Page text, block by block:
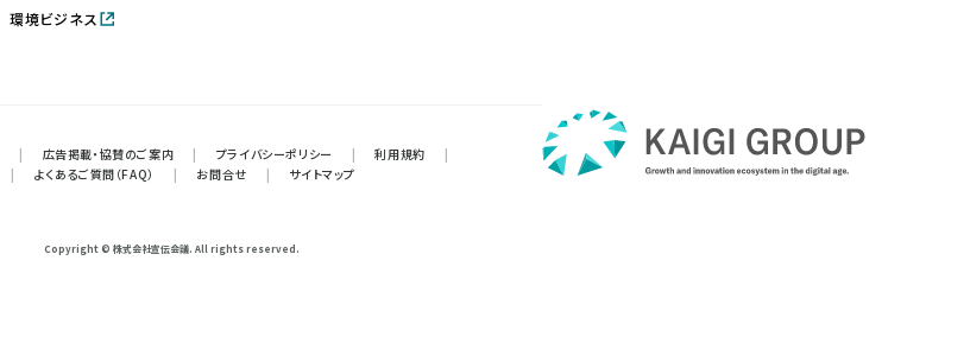
環境ビジネス
| 広告掲載・協賛のご案内 | プライバシーポリシー | 利用規約
|
| よくあるご質問（FAQ） | お問合せ | サイトマップ
Copyright © 株式会社宣伝会議. All rights reserved.